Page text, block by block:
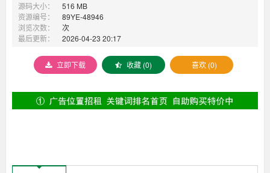
源码大小：
516 MB
资源编号：
89YE-48946
浏览次数：
次
最后更新：
2026-04-23 20:17
立即下载 收藏 (0) 喜欢 (0)